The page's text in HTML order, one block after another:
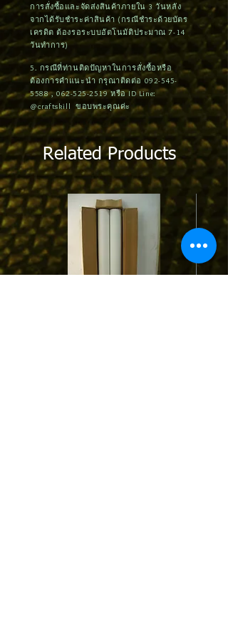
การสั่งซื้อและจัดส่งสินค้าภายใน 3 วันหลัง
จากได้รับชำระค่าสินค้า (กรณีชำระด้วยบัตร
เครดิต ต้องรอระบบอัตโนมัติประมาณ 7-14
วันทำการ)
5. กรณีที่ท่านติดปัญหาในการสั่งซื้อหรือ
ต้องการคำแนะนำ กรุณาติดต่อ 092-545-
5588, 062-525-2519หรือ ID Line:
@craftskill ขอบพระคุณค่ะ
Related Products